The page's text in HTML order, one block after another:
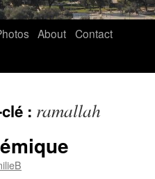
About Contact
: ramallah